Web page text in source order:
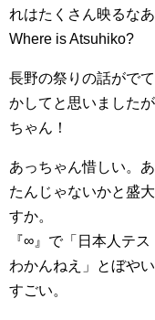
れはたくさん映るな
Where is Atsuhiko?
長野の祭りの話がで
かしてと思いました
ちゃん！
あっちゃん惜しい。
たんじゃないかと盛
すか。
『∞』で「日本人テ
わかんねえ」とぼや
すごい。